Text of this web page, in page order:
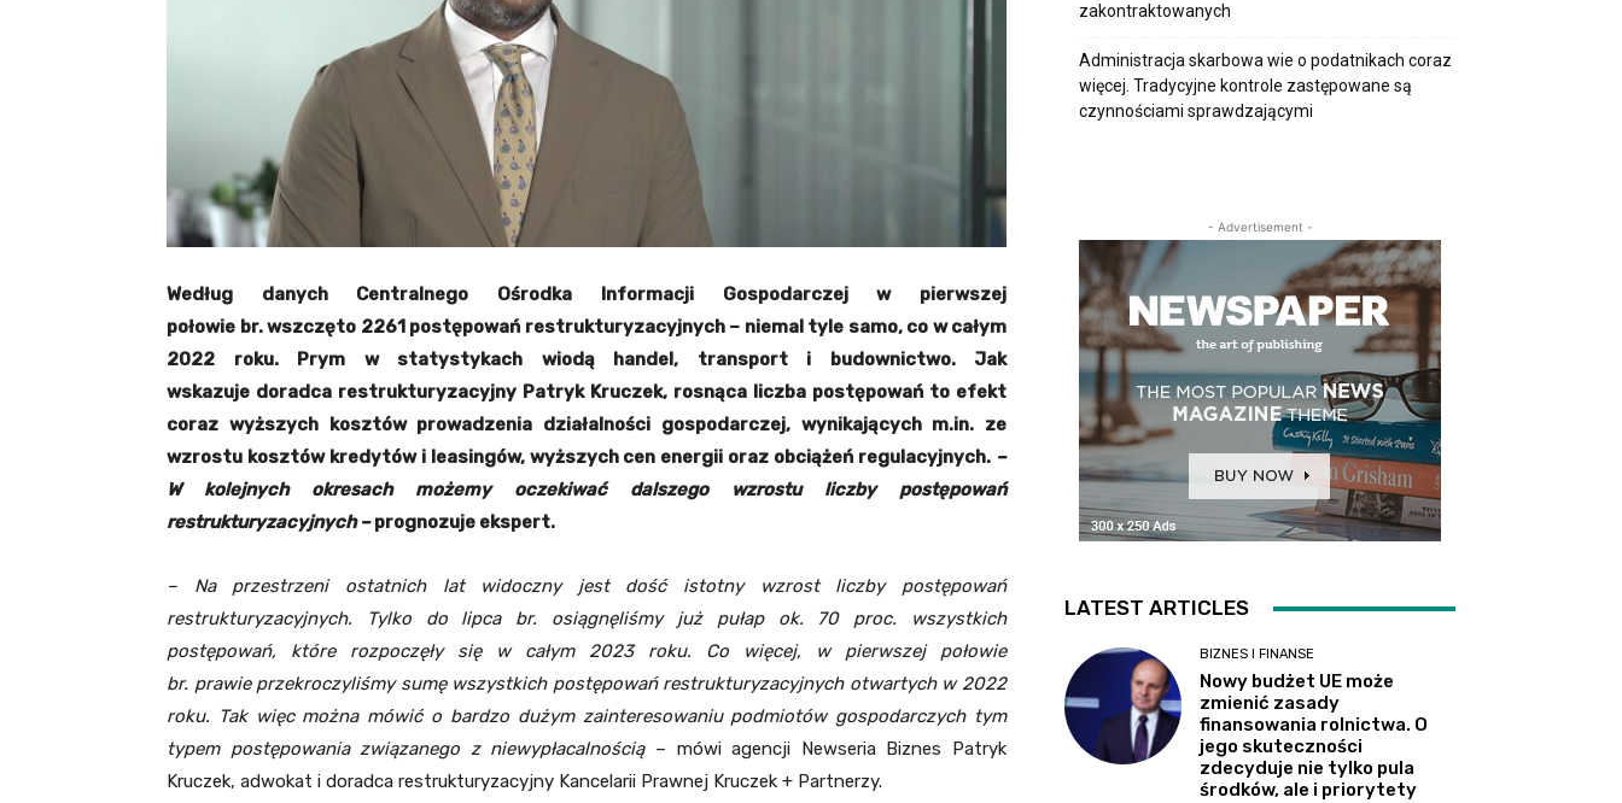
Według danych Centralnego Ośrodka Informacji Gospodarczej w pierwszej
połowie br. wszczęto 2261 postępowań restrukturyzacyjnych – niemal tyle samo, co w całym
2022 roku. Prym w statystykach wiodą handel, transport i budownictwo. Jak
wskazuje doradca restrukturyzacyjny Patryk Kruczek, rosnąca liczba postępowań to efekt
coraz wyższych kosztów prowadzenia działalności gospodarczej, wynikających m.in. ze
wzrostu kosztów kredytów i leasingów, wyższych cen energii oraz obciążeń regulacyjnych. –
W kolejnych okresach możemy oczekiwać dalszego wzrostu liczby postępowań
restrukturyzacyjnych –prognozuje ekspert.
– Na przestrzeni ostatnich lat widoczny jest dość istotny wzrost liczby postępowań
restrukturyzacyjnych. Tylko do lipca br. osiągnęliśmy już pułap ok. 70 proc. wszystkich
postępowań, które rozpoczęły się w całym 2023 roku. Co więcej, w pierwszej połowie
br. prawie przekroczyliśmy sumę wszystkich postępowań restrukturyzacyjnych otwartych w 2022
roku. Tak więc można mówić o bardzo dużym zainteresowaniu podmiotów gospodarczych tym
typem postępowania związanego z niewypłacalnością– mówi agencji Newseria Biznes Patryk
Kruczek, adwokat i doradca restrukturyzacyjny Kancelarii Prawnej Kruczek + Partnerzy.
zakontraktowanych
Administracja skarbowa wie o podatnikach coraz
więcej. Tradycyjne kontrole zastępowane są
czynnościami sprawdzającymi
- Advertisement -
LATEST ARTICLES
BIZNES I FINANSE
Nowy budżet UE może
zmienić zasady
finansowania rolnictwa. O
jego skuteczności
zdecyduje nie tylko pula
środków, ale i priorytety